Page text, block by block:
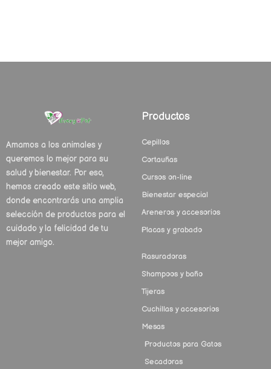
Amamos a los animales y
queremos lo mejor para su
salud y bienestar. Por eso,
hemos creado este sitio web,
donde encontrarás una amplia
selección de productos para el
cuidado y la felicidad de tu
mejor amigo.
Productos
Cepillos
Cortauñas
Cursos on-line
Bienestar especial
Areneros y accesorios
Placas y grabado
Rasuradoras
Shampoos y baño
Tijeras
Cuchillas y accesorios
Mesas
Productos para Gatos
Secadoras